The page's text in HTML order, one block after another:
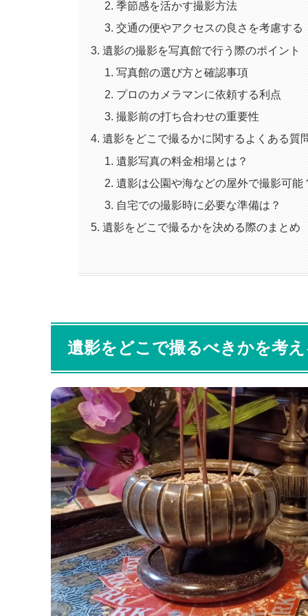
季節感を活かす撮影方法
交通の便やアクセスの良さを考慮する
遺影の撮影を写真館で行う際のポイント
写真館の選び方と確認事項
プロのカメラマンに依頼する利点
撮影前の打ち合わせの重要性
遺影をどこで撮るかに関するよくある質
遺影写真の料金相場とは？
遺影は公園や海などの屋外で撮影可能
自宅での撮影時に必要な準備は？
遺影をどこで撮るかを決める際のまとめ
遺影をどこで撮るべきかを考